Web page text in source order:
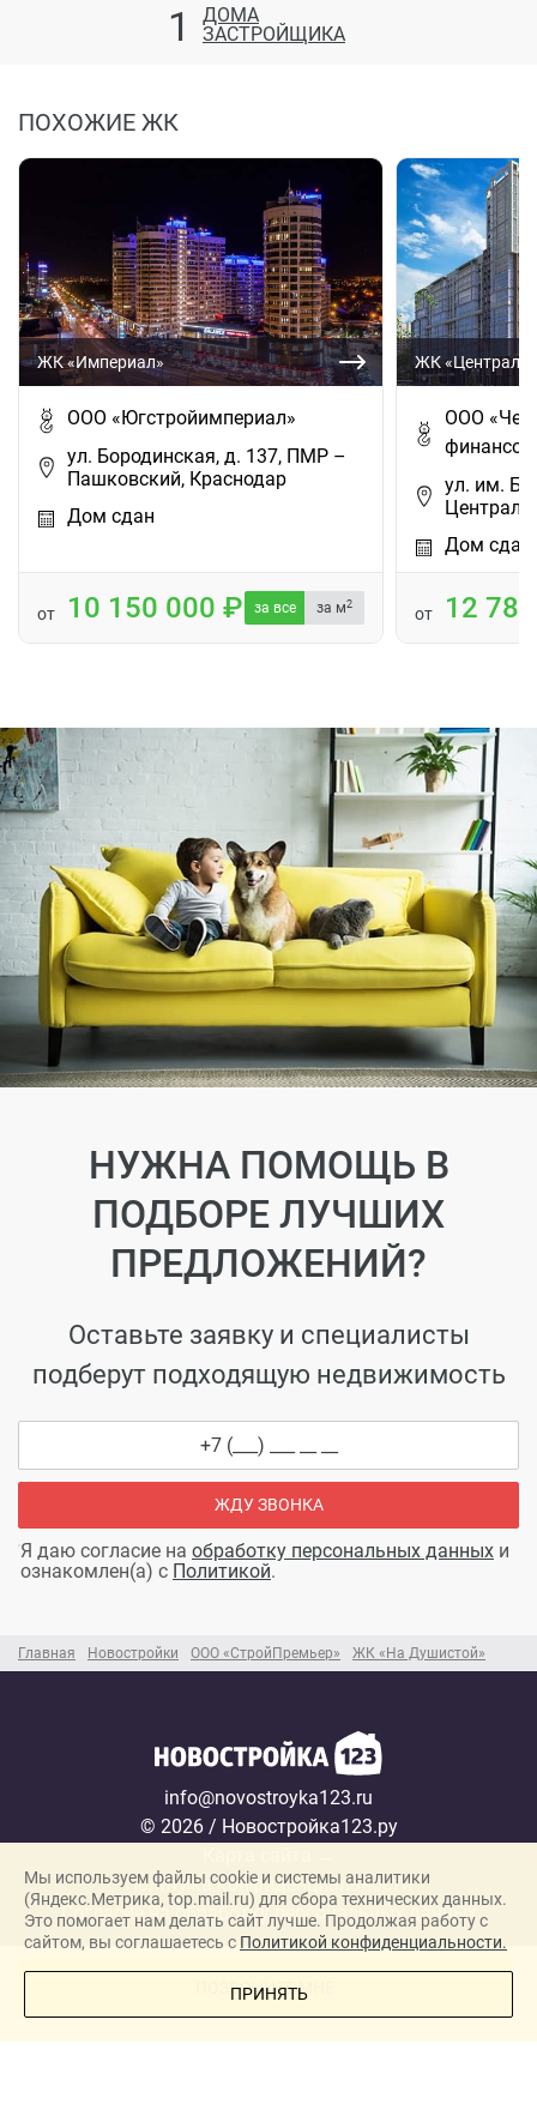
Главная Новостройки ООО «СтройПремьер» ЖК «На Душистой»
1
ДОМА
ЗАСТРОЙЩИКА
ПОХОЖИЕ ЖК
ЖК «Империал»
ООО «Югстройимпериал»
ул. Бородинская, д. 137, ПМР –
Пашковский, Краснодар
Дом сдан
от 10 150 000 за все за м2
ЖК
ООО
ул. им.
Дом сдан
от 12
НУЖНА ПОМОЩЬ В
ПОДБОРЕ ЛУЧШИХ
ПРЕДЛОЖЕНИЙ?
Оставьте заявку и специалисты
подберут подходящую недвижимость
ЖДУ ЗВОНКА
Я даю согласие на обработку персональных данных и
ознакомлен(а) с Политикой.
info@novostroyka123.ru
© 2026 / Новостройка123.ру
Политика конфиденциальности
Согласие на обработку персональных данных
Новостройки
Застройщики
ПОЗВОНИТЕ МНЕ
Мы используем файлы cookie и системы аналитики
(Яндекс.Метрика, top.mail.ru) для сбора технических данных.
Это помогает нам делать сайт лучше. Продолжая работу с
сайтом, вы соглашаетесь с Политикой конфиденциальности.
ПРИНЯТЬ